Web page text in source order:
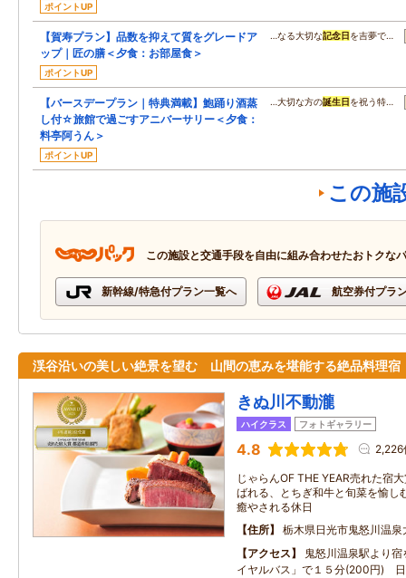
ポイントUP
【賀寿プラン】品数を抑えて質をグレードア
ップ｜匠の膳＜夕食：お部屋食＞
ポイントUP
…なる大切な記念日 を吉夢で…
【バースデープラン｜特典満載】鮑踊り酒蒸
し付☆旅館で過ごすアニバーサリー＜夕食：
料亭阿うん＞
ポイントUP
…大切な方の誕生日 を祝う特…
この施
この施設と交通手段を自由に組み合わせたおトクな
新幹線/特急付プラン一覧へ 航空券付プラ
渓谷沿いの美しい絶景を望む 山間の恵みを堪能する絶品料理宿
きぬ川不動瀧
ハイクラス フォトギャラリー
4.8 2,226
じゃらんOF THE YEAR売れた宿
ばれる、とちぎ和牛と旬菜を愉
癒やされる休日
住所
栃木県日光市鬼怒川温
アクセス
鬼怒川温泉駅より
イヤルバス」で１５分(200円)